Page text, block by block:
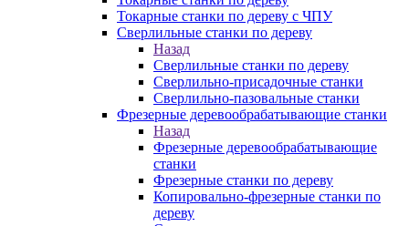
Токарные станки по дереву с ЧПУ
Сверлильные станки по дереву
Назад
Сверлильные станки по дереву
Сверлильно-присадочные станки
Сверлильно-пазовальные станки
Фрезерные деревообрабатывающие станки
Назад
Фрезерные деревообрабатывающие
станки
Фрезерные станки по дереву
Копировально-фрезерные станки по
дереву